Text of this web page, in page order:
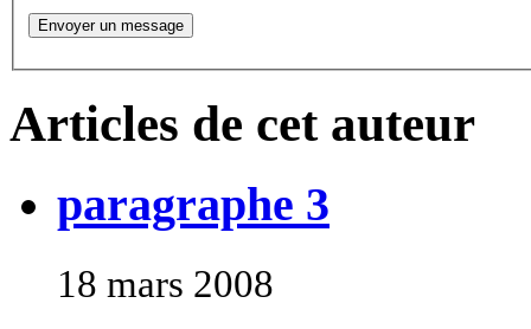
Articles de cet auteur
paragraphe 3
18 mars 2008